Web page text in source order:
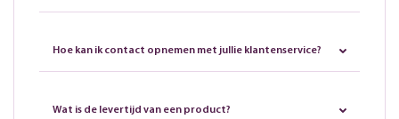
Hoe kan ik contact opnemen met jullie klantenservice?
Wat is de levertijd van een product?